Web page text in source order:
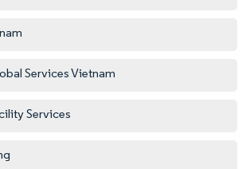
Services Vietnam
Services